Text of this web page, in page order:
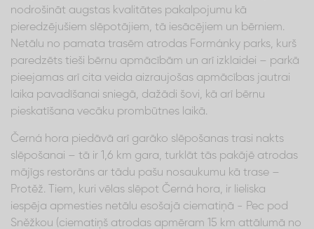
nodrošināt augstas kvalitātes pakalpojumu kā
pieredzējušiem slēpotājiem, tā iesācējiem un bērniem.
Netālu no pamata trasēm atrodas Formánky parks, kurš
paredzēts tieši bērnu apmācībām un arī izklaidei – parkā
pieejamas arī cita veida aizraujošas apmācības jautrai
laika pavadīšanai sniegā, dažādi šovi, kā arī bērnu
pieskatīšana vecāku prombūtnes laikā.
Černá hora piedāvā arī garāko slēpošanas trasi nakts
slēpošanai – tā ir 1,6 km gara, turklāt tās pakājē atrodas
mājīgs restorāns ar tādu pašu nosaukumu kā trase –
Protěž. Tiem, kuri vēlas slēpot Černá hora, ir lieliska
iespēja apmesties netālu esošajā ciematiņā - Pec pod
Sněžkou (ciematiņš atrodas apmēram 15 km attālumā no